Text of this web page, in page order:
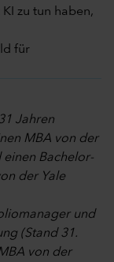
zu tun haben,
für
Jahren
MBA von der
einen Bachelor-
der Yale
und
(Stand 31.
von der